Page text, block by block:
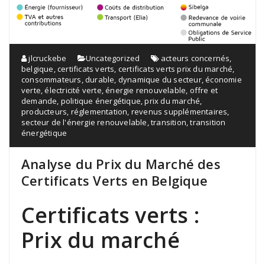
jlcruckebe Uncategorized acteurs concernés,
belgique,certificats verts, certificats verts prix du marché,
consommateurs,durable, dynamique du secteur,économie
verte,électricité verte,énergie renouvelable, offre et
demande, politique énergétique,prix du marché,
producteurs, réglementation, revenus supplémentaires,
secteur de l'énergie renouvelable,transition,transition
énergétique
Analyse du Prix du Marché des
Certificats Verts en Belgique
Certificats verts :
Prix du marché